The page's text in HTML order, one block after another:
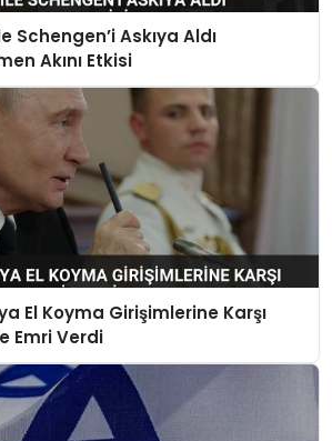
Askıya Aldı
Akını Etkisi
El Koyma Girişimlerine Karşı
Emri Verdi